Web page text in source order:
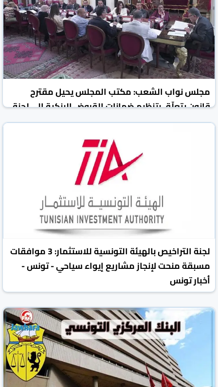
مجلس نواب الشعب: مكتب المجلس يحيل مقترح
قانون يتعلّق بتنظيم ضمانات القروض البنكية الى لجنة
المالية والميزانية - تونس - أخبار تونس
لجنة التراخيص بالهيئة التونسية للاستثمار: 3 موافقات
مسبقة منحت لإنجاز مشاريع إيواء سياحي - تونس -
أخبار تونس